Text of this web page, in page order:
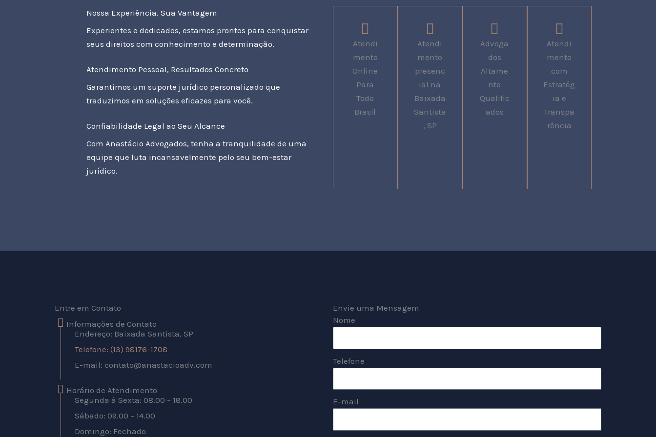
Nossa Experiência, Sua Vantagem
Experientes e dedicados, estamos prontos para conquistar
seus direitos com conhecimento e determinação.
Atendimento Pessoal, Resultados Concreto
Garantimos um suporte jurídico personalizado que
traduzimos em soluções eficazes para você.
Confiabilidade Legal ao Seu Alcance
Com Anastácio Advogados, tenha a tranquilidade de uma
equipe que luta incansavelmente pelo seu bem-estar
jurídico.
Atendi
mento
Online
Para
Todo
Brasil
Atendi
mento
presenc
ial na
Baixada
Santista
, SP
Advoga
dos
Altame
nte
Qualific
ados
Atendi
mento
com
Estratég
ia e
Transpa
rência
Entre em Contato
Informações de Contato
Endereço: Baixada Santista, SP
Telefone: (13) 98176-1708
E-mail: contato@anastacioadv.com
Horário de Atendimento
Segunda à Sexta: 08.00 – 18.00
Sábado: 09.00 – 14.00
Domingo: Fechado
Envie uma Mensagem
Nome
Telefone
E-mail